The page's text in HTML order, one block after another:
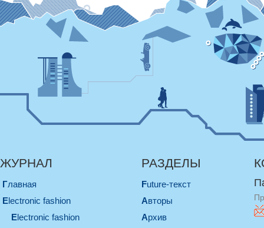
ЖУРНАЛ
Главная
electronic fashion
electronic fashion
РАЗДЕЛЫ
Future-текст
Авторы
Архив